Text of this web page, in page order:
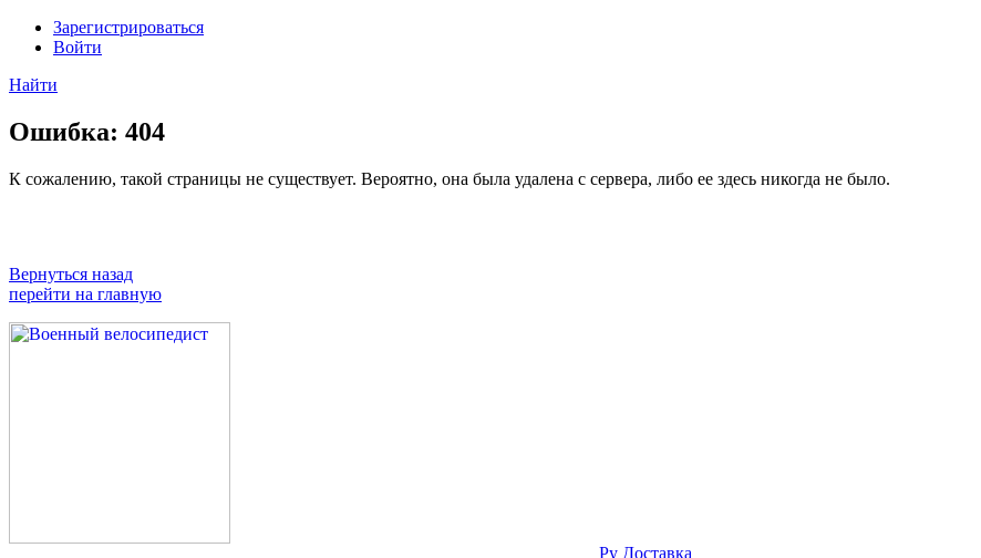
Зарегистрироваться
Войти
Найти
Ошибка: 404
К сожалению, такой страницы не существует. Вероятно, она была удалена с сервера, либо ее здесь никогда не было.
Вернуться назад
перейти на главную
Ру Доставка